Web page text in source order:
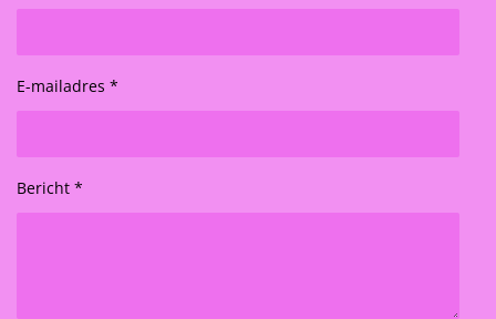
E-mailadres *
Bericht *